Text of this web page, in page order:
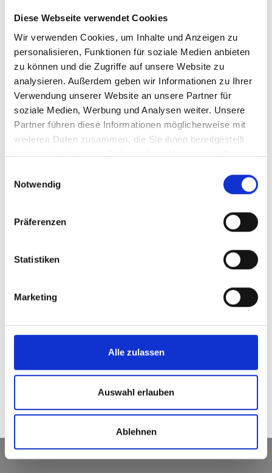
Diese Webseite verwendet Cookies
Wir verwenden Cookies, um Inhalte und Anzeigen zu
personalisieren, Funktionen für soziale Medien anbieten
zu können und die Zugriffe auf unsere Website zu
analysieren. Außerdem geben wir Informationen zu Ihrer
Verwendung unserer Website an unsere Partner für
soziale Medien, Werbung und Analysen weiter. Unsere
Partner führen diese Informationen möglicherweise mit
weiteren Daten zusammen, die Sie ihnen bereitgestellt
haben oder die sie im Rahmen Ihrer Nutzung der Dienste
finden Sie hier.
Notwendig
Präferenzen
Statistiken
Marketing
Alle zulassen
Auswahl erlauben
Ablehnen
Im Rahmen dieser gab es Änderungen im Vorstand und
es wurden folgende neuen Vorstandsmitglieder
gewählt.
2. Vorsitzende – Bettina Bock
Kassenwart – Jan-Uwe Reichardt
Sportwart – Lisa Panitz
Jugendwart – Daniela Braun
Ehrungen für langjährige